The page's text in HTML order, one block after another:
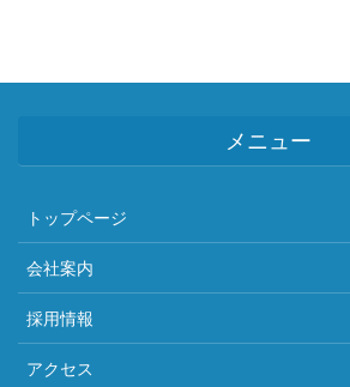
メニュー
トップページ
会社案内
採用情報
アクセス